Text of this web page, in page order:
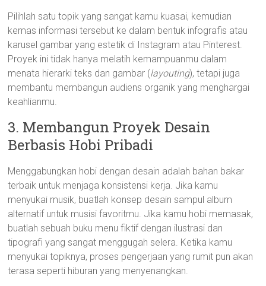
Pilihlah satu topik yang sangat kamu kuasai, kemudian
kemas informasi tersebut ke dalam bentuk infografis atau
karusel gambar yang estetik di Instagram atau Pinterest.
Proyek ini tidak hanya melatih kemampuanmu dalam
menata hierarki teks dan gambar (layouting), tetapi juga
membantu membangun audiens organik yang menghargai
keahlianmu.
3. Membangun Proyek Desain
Berbasis Hobi Pribadi
Menggabungkan hobi dengan desain adalah bahan bakar
terbaik untuk menjaga konsistensi kerja. Jika kamu
menyukai musik, buatlah konsep desain sampul album
alternatif untuk musisi favoritmu. Jika kamu hobi memasak,
buatlah sebuah buku menu fiktif dengan ilustrasi dan
tipografi yang sangat menggugah selera. Ketika kamu
menyukai topiknya, proses pengerjaan yang rumit pun akan
terasa seperti hiburan yang menyenangkan.